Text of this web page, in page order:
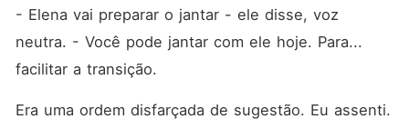
- Elena vai preparar o jantar - ele disse, voz
neutra. - Você pode jantar com ele hoje. Para...
facilitar a transição.
Era uma ordem disfarçada de sugestão. Eu assenti.